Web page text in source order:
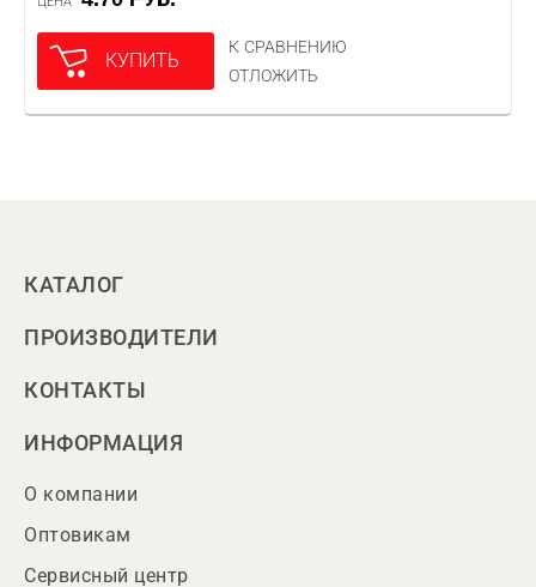
КУПИТЬ
К СРАВНЕНИЮ
ОТЛОЖИТЬ
КАТАЛОГ
ПРОИЗВОДИТЕЛИ
КОНТАКТЫ
ИНФОРМАЦИЯ
О компании
Оптовикам
Сервисный центр